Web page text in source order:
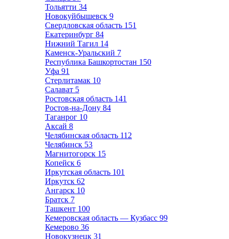
Тольятти 34
Новокуйбышевск 9
Свердловская область 151
Екатеринбург 84
Нижний Тагил 14
Каменск-Уральский 7
Республика Башкортостан 150
Уфа 91
Стерлитамак 10
Салават 5
Ростовская область 141
Ростов-на-Дону 84
Таганрог 10
Аксай 8
Челябинская область 112
Челябинск 53
Магнитогорск 15
Копейск 6
Иркутская область 101
Иркутск 62
Ангарск 10
Братск 7
Ташкент 100
Кемеровская область — Кузбасс 99
Кемерово 36
Новокузнецк 31